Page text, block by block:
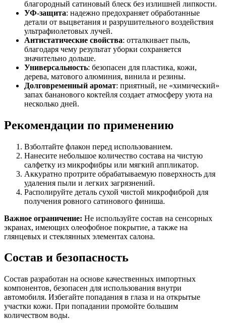
благородный сатиновый блеск без излишней липкости.
УФ-защита: надежно предохраняет обработанные
детали от выцветания и разрушительного воздействия
ультрафиолетовых лучей.
Антистатические свойства: отталкивает пыль,
благодаря чему результат уборки сохраняется
значительно дольше.
Универсальность: безопасен для пластика, кожи,
дерева, матового алюминия, винила и резины.
Долговременный аромат: приятный, не «химический»
запах бананового коктейля создает атмосферу уюта на
несколько дней.
Рекомендации по применению
Взболтайте флакон перед использованием.
Нанесите небольшое количество состава на чистую
салфетку из микрофибры или мягкий аппликатор.
Аккуратно протрите обрабатываемую поверхность для
удаления пыли и легких загрязнений.
Располируйте деталь сухой чистой микрофиброй для
получения ровного сатинового финиша.
Важное ограничение: Не используйте состав на сенсорных
экранах, имеющих олеофобное покрытие, а также на
глянцевых и стеклянных элементах салона.
Состав и безопасность
Состав разработан на основе качественных импортных
компонентов, безопасен для использования внутри
автомобиля. Избегайте попадания в глаза и на открытые
участки кожи. При попадании промойте большим
количеством воды.